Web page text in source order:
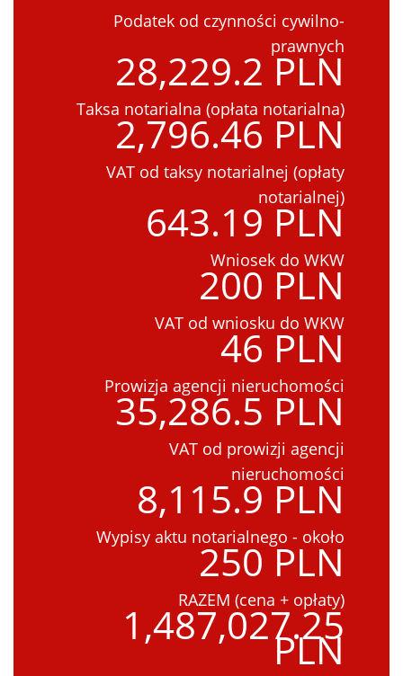
Podatek od czynności cywilno-
prawnych
28,229.2 PLN
Taksa notarialna (opłata notarialna)
2,796.46 PLN
VAT od taksy notarialnej (opłaty
notarialnej)
643.19 PLN
Wniosek do WKW
200 PLN
VAT od wniosku do WKW
46 PLN
Prowizja agencji nieruchomości
35,286.5 PLN
VAT od prowizji agencji
nieruchomości
8,115.9 PLN
Wypisy aktu notarialnego - około
250 PLN
RAZEM (cena + opłaty)
1,487,027.25
PLN